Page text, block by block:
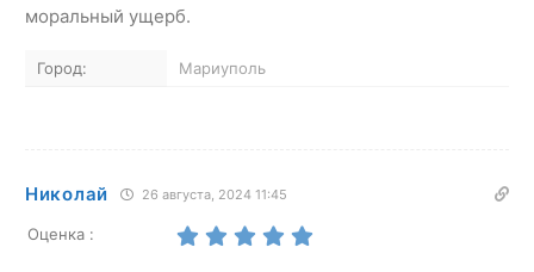
моральный ущерб.
Город: Мариуполь
Николай 26 августа, 2024 11:45
Оценка :